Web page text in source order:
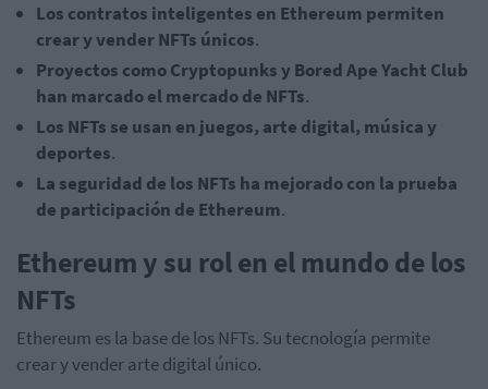
Los contratos inteligentes en Ethereum permiten
crear y vender NFTs únicos.
Proyectos como Cryptopunks y Bored Ape Yacht Club
han marcado el mercado de NFTs.
Los NFTs se usan en juegos, arte digital, música y
deportes.
La seguridad de los NFTs ha mejorado con la prueba
de participación de Ethereum.
Ethereum y su rol en el mundo de los
NFTs
Ethereum es la base de los NFTs. Su tecnología permite
crear y vender arte digital único.